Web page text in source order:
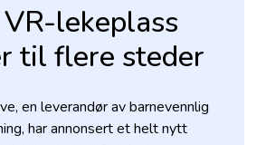
lekeplass
til flere steder
en leverandør av barnevennlig
har annonsert et helt nytt